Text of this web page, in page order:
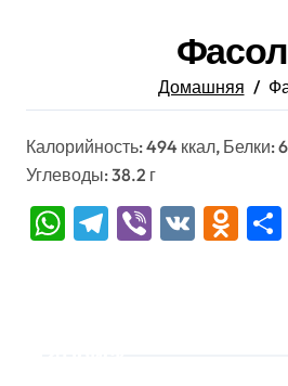
Домашняя
Калорийность: 494 ккал, Белки:
Углеводы: 38.2 г
WhatsApp
Telegram
Viber
VK